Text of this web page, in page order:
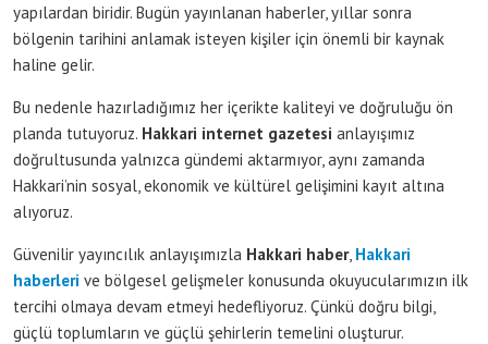
yapılardan biridir. Bugün yayınlanan haberler, yıllar sonra
bölgenin tarihini anlamak isteyen kişiler için önemli bir kaynak
haline gelir.
Bu nedenle hazırladığımız her içerikte kaliteyi ve doğruluğu ön
planda tutuyoruz. Hakkari internet gazetesi anlayışımız
doğrultusunda yalnızca gündemi aktarmıyor, aynı zamanda
Hakkari’nin sosyal, ekonomik ve kültürel gelişimini kayıt altına
alıyoruz.
Güvenilir yayıncılık anlayışımızla Hakkari haber, Hakkari
haberleri ve bölgesel gelişmeler konusunda okuyucularımızın ilk
tercihi olmaya devam etmeyi hedefliyoruz. Çünkü doğru bilgi,
güçlü toplumların ve güçlü şehirlerin temelini oluşturur.